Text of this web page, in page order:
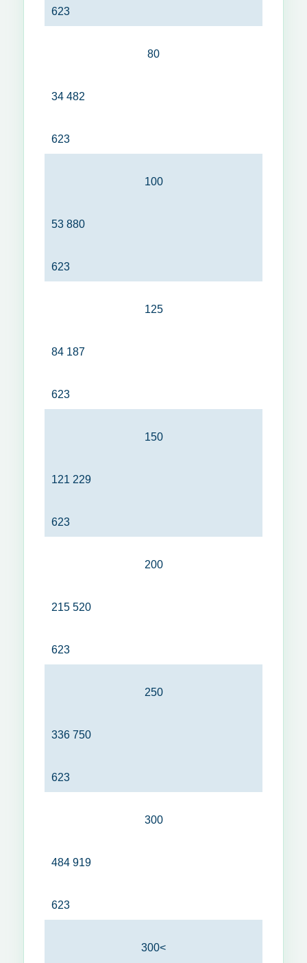
623
80
34 482
623
100
53 880
623
125
84 187
623
150
121 229
623
200
215 520
623
250
336 750
623
300
484 919
623
300<